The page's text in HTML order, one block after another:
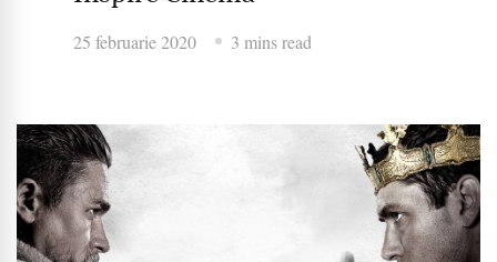
25 februarie 2020 3 mins read